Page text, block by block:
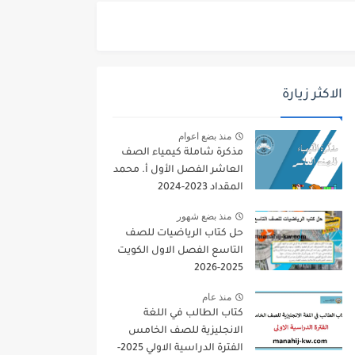
الاكثر زيارة
منذ بضع اعوام
مذكرة شاملة كيمياء الصف
العاشر الفصل الأول أ. محمد
المقداد 2023-2024
منذ بضع شهور
حل كتاب الرياضيات للصف
التاسع الفصل الاول الكويت
2025-2026
منذ عام
كتاب الطالب في اللغة
الانجليزية للصف الخامس
الفترة الدراسية الاولي 2025-